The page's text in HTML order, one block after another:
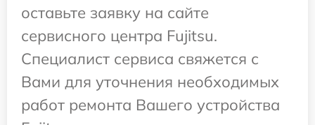
оставьте заявку на сайте
сервисного центра Fujitsu.
Специалист сервиса свяжется с
Вами для уточнения необходимых
работ ремонта Вашего устройства